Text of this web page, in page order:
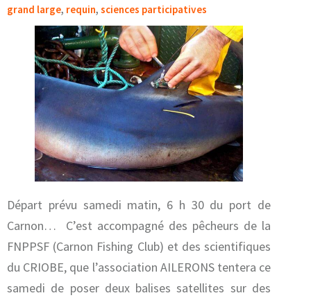
grand large, requin, sciences participatives
Départ prévu samedi matin, 6 h 30 du port de
Carnon… C’est accompagné des pêcheurs de la
FNPPSF (Carnon Fishing Club) et des scientifiques
du CRIOBE, que l’association AILERONS tentera ce
samedi de poser deux balises satellites sur des